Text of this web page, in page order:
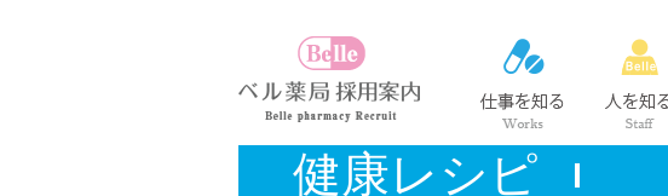
ベル薬局の仕事
健康レシピ